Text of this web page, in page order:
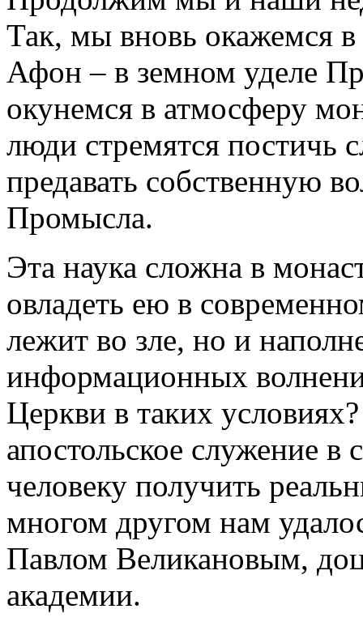
Так, мы вновь окажемся в
Афон – в земном уделе
окунемся в атмосферу
люди стремятся постичь
предавать собственную
Промысла.
Эта наука сложна в
овладеть ею в
лежит во зле, но и
информационных
Церкви в таких
апостольское служение
человеку получить
многом другом нам
Павлом Великановым,
академии.